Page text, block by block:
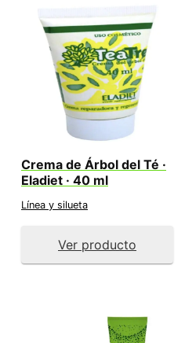
Crema de Árbol del Té ·
Eladiet · 40 ml
Línea y silueta
Ver producto